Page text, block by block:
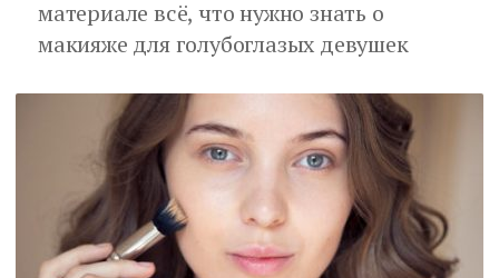
материале всё, что нужно знать о
макияже для голубоглазых девушек